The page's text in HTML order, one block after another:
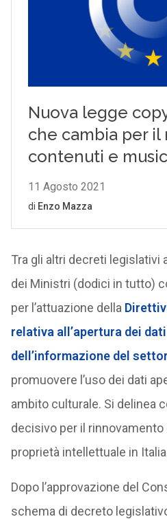
Tra gli altri decreti legislativi
dei Ministri (dodici in tutto)
per l’attuazione della
relativa all’apertura dei
dell’informazione del
promuovere l’uso dei dati
ambito culturale. Si delinea
decisivo per il rinnovamento
proprietà intellettuale in
Dopo l’approvazione del
schema di decreto